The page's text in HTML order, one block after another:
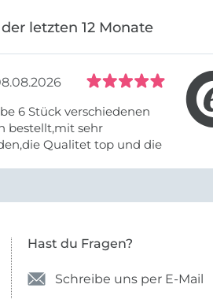
letzten 12 Monate
6 Stück verschiedenen
bestellt,mit sehr
Qualitet top und die
Hast du Fragen?
Schreibe uns per E-Mail